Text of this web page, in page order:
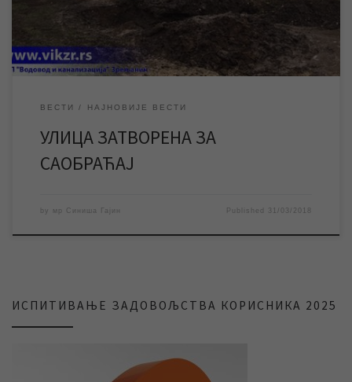
Бранка Радичевића код кућног броја 28, […]
ВЕСТИ НАЈНОВИЈЕ ВЕСТИ
УЛИЦА ЗАТВОРЕНА ЗА
САОБРАЋАЈ
by мр Синиша Гајин Published 31/03/2018
ИСПИТИВАЊЕ ЗАДОВОЉСТВА КОРИСНИКА 2025